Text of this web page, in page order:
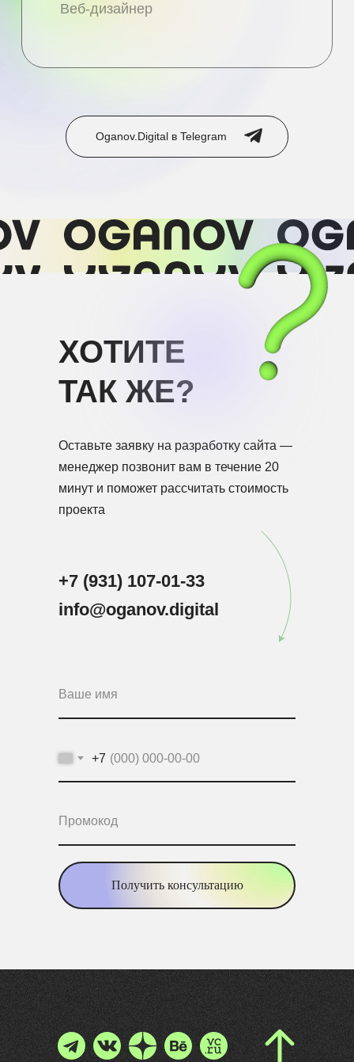
Oganov.Digital в Telegram⠀⠀⠀⠀
Веб-дизайнер
Оставьте заявку на разработку сайта —
менеджер позвонит вам в течение 20
минут и поможет рассчитать стоимость
проекта
ХОТИТЕ
ТАК ЖЕ?
+7
Получить консультацию
+7 (931) 107-01-33
info@oganov.digital